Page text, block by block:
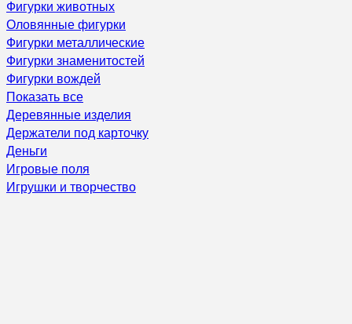
Фигурки животных
Оловянные фигурки
Фигурки металлические
Фигурки знаменитостей
Фигурки вождей
Показать все
Деревянные изделия
Держатели под карточку
Деньги
Игровые поля
Игрушки и творчество